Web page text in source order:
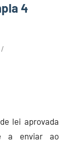
4
lei aprovada
a enviar ao